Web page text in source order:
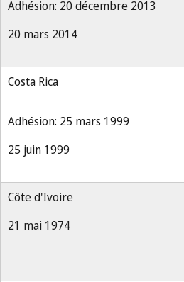
Adhésion: 20 décembre 2013
20 mars 2014
Costa Rica
Adhésion: 25 mars 1999
25 juin 1999
Côte d'Ivoire
21 mai 1974